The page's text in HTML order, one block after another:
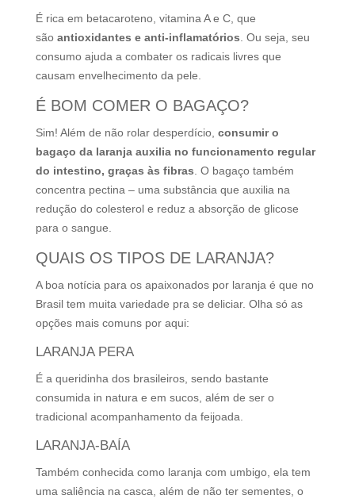
É rica em betacaroteno, vitamina A e C, que
sãoantioxidantes e anti-inflamatórios . Ou seja, seu
consumo ajuda a combater os radicais livres que
causam envelhecimento da pele.
É BOM COMER O BAGAÇO?
Sim! Além de não rolar desperdício, consumir o
bagaço da laranja auxilia no funcionamento regular
do intestino, graças às fibras . O bagaço também
concentra pectina – uma substância que auxilia na
redução do colesterol e reduz a absorção de glicose
para o sangue.
QUAIS OS TIPOS DE LARANJA?
A boa notícia para os apaixonados por laranja é que no
Brasil tem muita variedade pra se deliciar. Olha só as
opções mais comuns por aqui:
LARANJA PERA
É a queridinha dos brasileiros, sendo bastante
consumida in natura e em sucos, além de ser o
tradicional acompanhamento da feijoada.
LARANJA-BAÍA
Também conhecida como laranja com umbigo, ela tem
uma saliência na casca, além de não ter sementes, o